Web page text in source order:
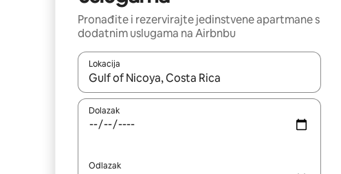
Pronađite i rezervirajte jedinstvene apartmane s
dodatnim uslugama na Airbnbu
Lokacija
Kada budu dostupni rezultati, moći ćete ih pregledati
Dolazak
Odlazak